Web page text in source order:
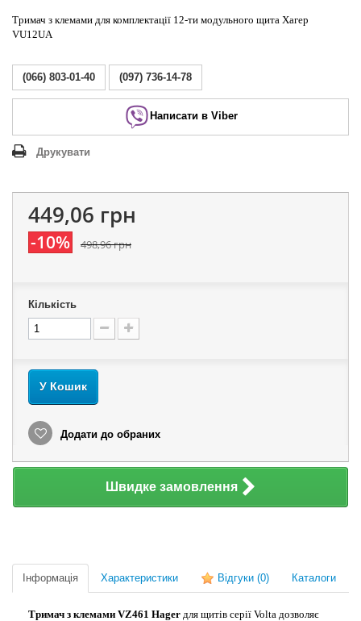
Тримач з клемами для комплектації 12-ти модульного щита Хагер
VU12UA
(066) 803-01-40 (097) 736-14-78
Написати в Viber
Друкувати
449,06 грн
-10% 498,96 грн
Кількість
У Кошик
Додати до обраних
Швидке замовлення
Інформація Характеристики Відгуки (0) Каталоги
Тримач з клемами VZ461 Hager для щитів серії Volta дозволяє